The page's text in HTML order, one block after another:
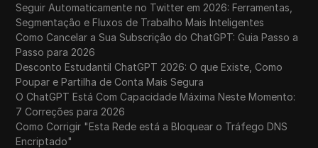
Seguir Automaticamente no Twitter em 2026: Ferramentas,
Segmentação e Fluxos de Trabalho Mais Inteligentes
Como Cancelar a Sua Subscrição do ChatGPT: Guia Passo a
Passo para 2026
Desconto Estudantil ChatGPT 2026: O que Existe, Como
Poupar e Partilha de Conta Mais Segura
O ChatGPT Está Com Capacidade Máxima Neste Momento:
7 Correções para 2026
Como Corrigir "Esta Rede está a Bloquear o Tráfego DNS
Encriptado"